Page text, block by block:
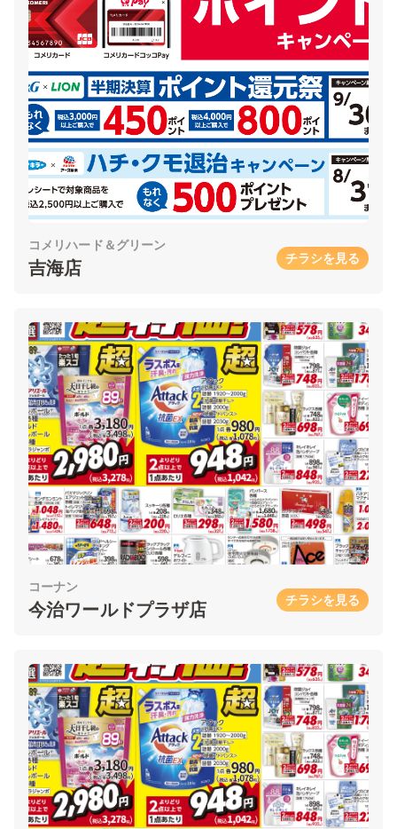
コメリハード＆グリーン
吉海店 チラシを見る
コーナン
今治ワールドプラザ店 チラシを見る